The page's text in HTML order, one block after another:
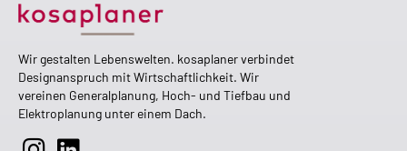
Wir gestalten Lebenswelten. kosaplaner verbindet
Designanspruch mit Wirtschaftlichkeit. Wir
vereinen Generalplanung, Hoch- und Tiefbau und
Elektroplanung unter einem Dach.